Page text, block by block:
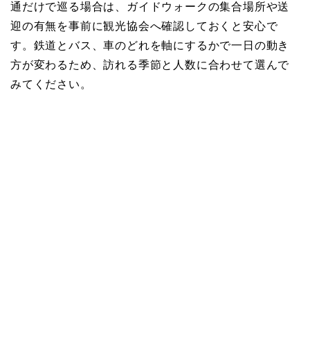
通だけで巡る場合は、ガイドウォークの集合場所や送
迎の有無を事前に観光協会へ確認しておくと安心で
す。鉄道とバス、車のどれを軸にするかで一日の動き
方が変わるため、訪れる季節と人数に合わせて選んで
みてください。